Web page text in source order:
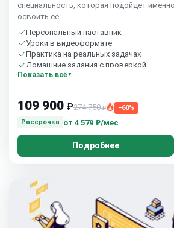
специальность, которая подойдет
освоить её
Персональный наставник
Уроки в видеоформате
Практика на реальных задачах
Домашние задания с проверкой
Бесплатный пробный урок
Показать всё
109 900 ₽274 750₽
−60%
Рассрочка
от 4 579 ₽/мес
Подробнее